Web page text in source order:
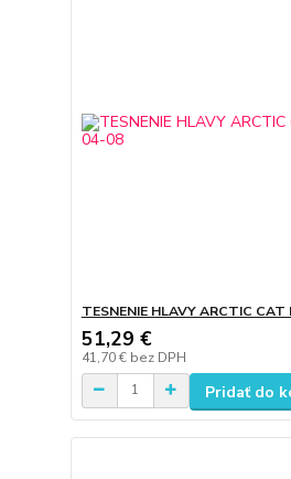
TESNENIE HLAVY ARCTIC
51,29 €
41,70 € bez DPH
Pridať do